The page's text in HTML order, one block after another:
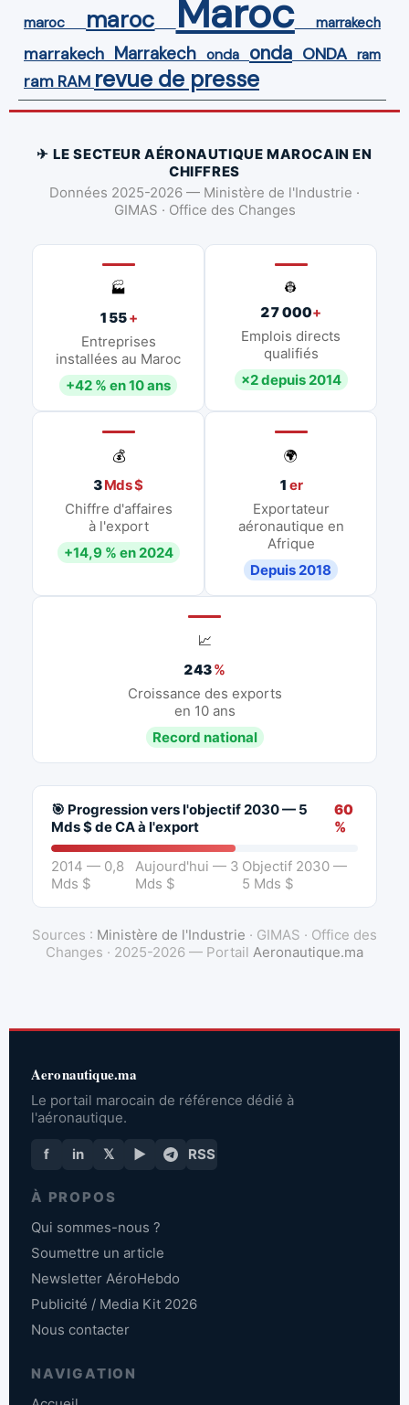
maroc maroc Maroc marrakech
marrakech Marrakech onda onda ONDA ram
ram RAM revue de presse
✈ LE SECTEUR AÉRONAUTIQUE MAROCAIN EN
CHIFFRES
Données 2025-2026 — Ministère de l'Industrie ·
GIMAS · Office des Changes
🏭
155+
Entreprises
installées au Maroc
+42 % en 10 ans
👷
27 000+
Emplois directs
qualifiés
×2 depuis 2014
💰
3Mds $
Chiffre d'affaires
à l'export
+14,9 % en 2024
🌍
1 er
Exportateur
aéronautique en
Afrique
Depuis 2018
📈
243%
Croissance des exports
en 10 ans
Record national
🎯 Progression vers l'objectif 2030 — 5
Mds $ de CA à l'export
60
%
2014 — 0,8
Mds $
Aujourd'hui — 3
Mds $
Objectif 2030 —
5 Mds $
Sources : Ministère de l'Industrie · GIMAS · Office des
Changes · 2025-2026 — Portail Aeronautique.ma
Aeronautique.ma
Le portail marocain de référence dédié à
l'aéronautique.
f in 𝕏 ▶ RSS
À PROPOS
Qui sommes-nous ?
Soumettre un article
Newsletter AéroHebdo
Publicité / Media Kit 2026
Nous contacter
NAVIGATION